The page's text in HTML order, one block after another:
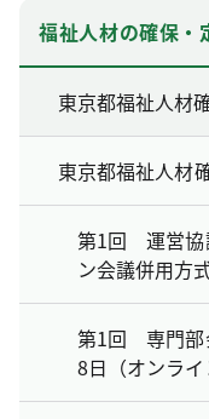
福祉人材の確保・
東京都福祉人材
東京都福祉人材
第1回 運営協
ン会議併用方
第1回 専門部
8日（オンライ